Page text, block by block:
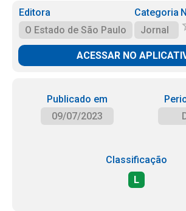
Editora
O Estado de São Paulo
Categoria
Jornal
ACESSAR NO
Publicado em
09/07/2023
Classificação
L